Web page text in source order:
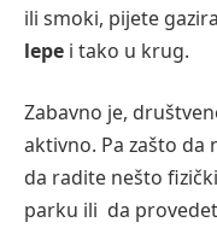
ili smoki, pijete
lepe i tako u krug.
Zabavno je,
aktivno. Pa zašto
da radite nešto
parku ili da